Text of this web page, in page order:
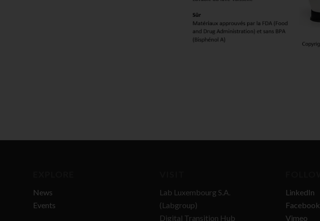
News
Events
Lab Luxembourg S.A.
(Labgroup)
Digital Transition Hub
LinkedIn
Facebook
Vimeo